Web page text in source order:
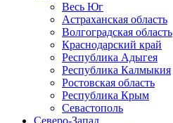
Весь Юг
Астраханская область
Волгоградская область
Краснодарский край
Республика Адыгея
Республика Калмыкия
Ростовская область
Республика Крым
Севастополь
Северо-Запад